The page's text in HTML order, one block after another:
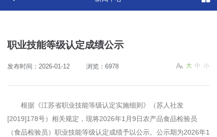
职业技能等级认定成绩公示
发布时间：2026-01-12 浏览：6978 大 中 小
根据《江苏省职业技能等级认定实施细则》（苏人社发
[2019]178号）相关规定，现将2026年1月9日农产品食品检验员
（食品检验员）职业技能等级认定成绩予以公示。公示期为2026年1